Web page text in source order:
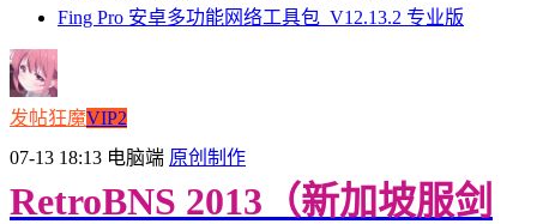
Fing Pro 安卓多功能网络工具包_V12.13.2 专业版
发帖狂魔VIP2
07-13 18:13 电脑端 原创制作
RetroBNS 2013（新加坡服剑